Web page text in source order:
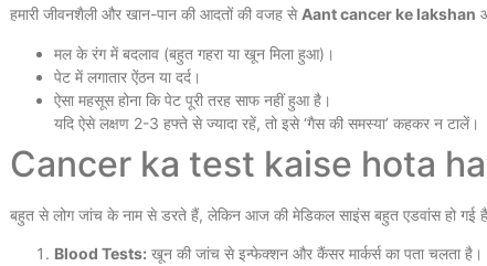
हमारी जीवनशैली और खान-पान की आदतों की वजह से Aant cancer ke lakshan
मल के रंग में बदलाव (बहुत गहरा या खून मिला हुआ)।
पेट में लगातार ऐंठन या दर्द।
ऐसा महसूस होना कि पेट पूरी तरह साफ नहीं हुआ है।
यदि ऐसे लक्षण 2-3 हफ्ते से ज्यादा रहें, तो इसे ‘गैस की समस्या’ कहकर न टालें।
Cancer ka test kaise hota
बहुत से लोग जांच के नाम से डरते हैं, लेकिन आज की मेडिकल साइंस बहुत एडवांस हो गई
Blood Tests: खून की जांच से इन्फेक्शन और कैंसर मार्कर्स का पता चलता है।